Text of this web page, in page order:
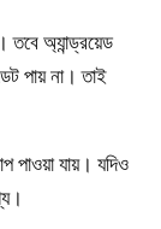
তবে অ্যান্ড্রয়েড
পায় না। তাই
যায়। যদিও